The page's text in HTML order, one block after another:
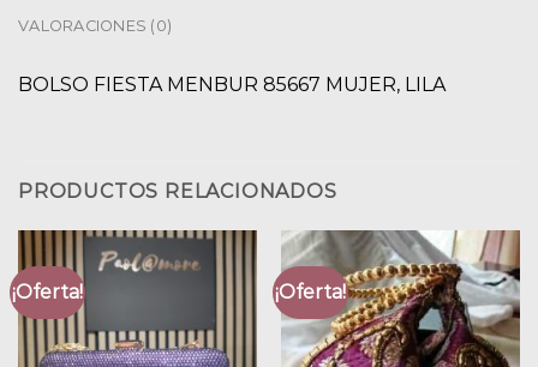
VALORACIONES (0)
BOLSO FIESTA MENBUR 85667 MUJER, LILA
PRODUCTOS RELACIONADOS
¡Oferta! ¡Oferta!